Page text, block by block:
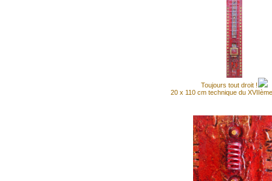
Toujours tout droit !
20 x 110 cm technique du